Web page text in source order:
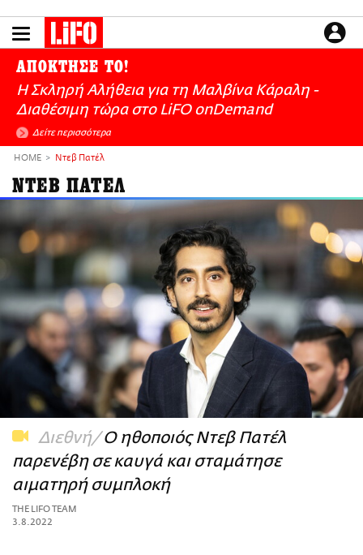
το
LIFO SHOP
NEWSLETTER
ΜΙΚΡΟΠΡΑΓΜΑΤΑ
THE GOOD LIFO
LIFOLAND
CITY GUIDE
PRINT
ΕΙΔΗΣΕΙΣ
CULTURE
ΑΠΟΨΕΙΣ
ΤΡΟΠΟΣ ΖΩΗΣ
PODCASTS
Plus
ΑΠΟΚΤΗΣΕ ΤΟ!
Η Σκληρή Αλήθεια για τη Μαλβίνα Κάραλη -
Διαθέσιμη τώρα στo LiFO onDemand
Δείτε περισσότερα
HOME Ντεβ Πατέλ
ΝΤΕΒ ΠΑΤΕΛ
Διεθνή Ο ηθοποιός Ντεβ Πατέλ
παρενέβη σε καυγά και σταμάτησε
αιματηρή συμπλοκή
THE LIFO TEAM
3.8.2022